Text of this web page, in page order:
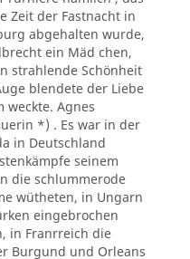
Zeit der Fastnacht in
abgehalten wurde,
ein Mäd chen,
strahlende Schönheit
blendete der Liebe
weckte. Agnes
*) . Es war in der
in Deutschland
seinem
die schlummerode
wütheten, in Ungarn
eingebrochen
in Franrreich die
Burgund und Orleans